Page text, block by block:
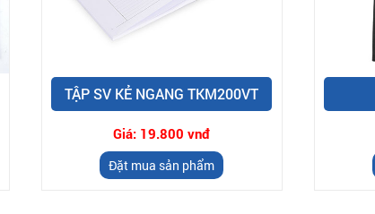
TẬP SV KẺ NGANG TKM200VT
Giá: 19.800 vnđ
Đặt mua sản phẩm